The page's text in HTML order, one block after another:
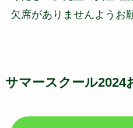
欠席がありませんようお
サマースクール2024